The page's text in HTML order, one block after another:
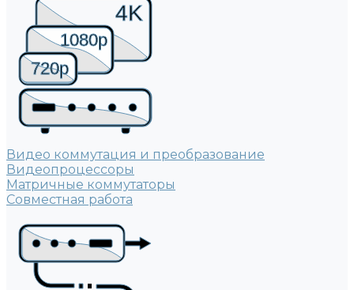
1080p
4K
720p
Видео коммутация и преобразование
Видеопроцессоры
Матричные коммутаторы
Совместная работа